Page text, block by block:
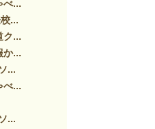
べ...
...
ク...
か...
...
べ...
...